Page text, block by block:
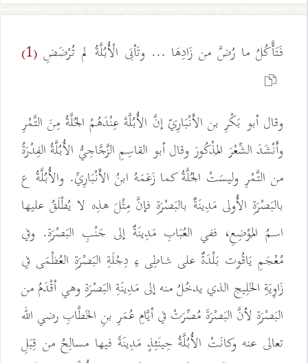
فَتَأَّكُلُ ما رُضَّ من زَادِهَا ... وتَأبَى الْأُبُلَّةُ لم تُرْضَضِ (1)
وقال أبو بَكْرِ بن الأَنْبَارِيّ إنَّ الأُبُلَّةَ عِنْدَهُمْ الجُلَّةُ مِنَ التَّمْرِ
وأَنْشَدَ الشِّعْرَ المَذْكُورَ وقال أبو القاسِمِ الزَّجَّاجِيُّ الأُبُلَّةُ الفِدْرَةُ
من التَّمْرِ وليسَتْ الجُلَّةُ كما زَعَمَهُ ابنُ الأَنْبَارِيِّ. والأُبُلَّةُ ع
بالبَصْرَةِ الأُولى مَدِينَةٌ بالبَصْرَةِ فإنَّ مِثْلَ هذِه لا يُطْلَقُ عليها
اسمُ المَوْضِعِ، ففي العُبَابِ مَدِينَةٌ إلى جَنْبِ البَصْرَةِ. وفي
مُعْجَمِ يَاقُوت بَلْدَةٌ على شاطِى ءِ دِجْلَةِ البَصْرَةِ العُظْمَى في
زَاوِيَةِ الخَلِيج الذي يدخُلُ منه إلى مَدِينَةِ البَصْرَةِ وهي أقْدَمُ من
البَصْرَةِ لأنَّ البَصْرَةَ مُصِّرَتْ في أيَّامِ عُمَرِ بنِ الخَطَّابِ رضي الله
تعالى عنه وكانَتْ الأُبُلَّةُ حِينَئِذٍ مَدِينَةً فيها مسالِحُ من قِبَلِ